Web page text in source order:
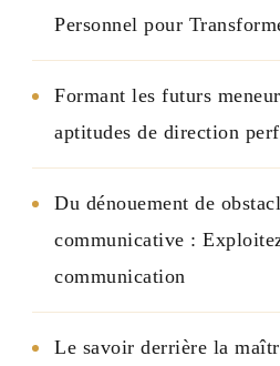
Personnel pour
Formant les futurs
aptitudes de direction
Du dénouement de
communicative :
communication
Le savoir derrière la